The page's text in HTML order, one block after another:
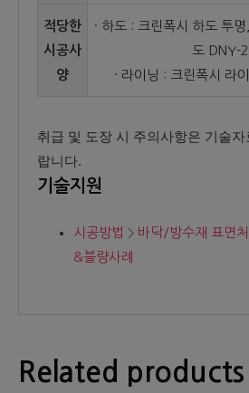
적당한
시공사
양
· 하도 : 크린폭시 하도 투
도 DNY-
· 라이닝 : 크린폭시 라
취급 및 도장 시 주의사항은 기술
랍니다.
기술지원
시공방법
바닥/방수재 표면
&불량사례
Related products